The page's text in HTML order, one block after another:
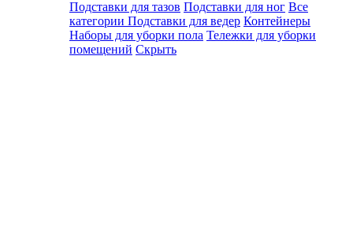
Подставки для тазов Подставки для ног Все
категории Подставки для ведер Контейнеры
Наборы для уборки пола Тележки для уборки
помещений Скрыть